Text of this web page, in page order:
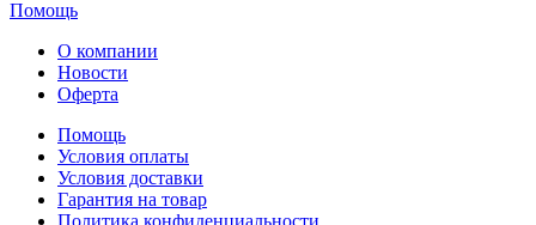
Помощь
О компании
Новости
Оферта
Помощь
Условия оплаты
Условия доставки
Гарантия на товар
Политика конфиденциальности